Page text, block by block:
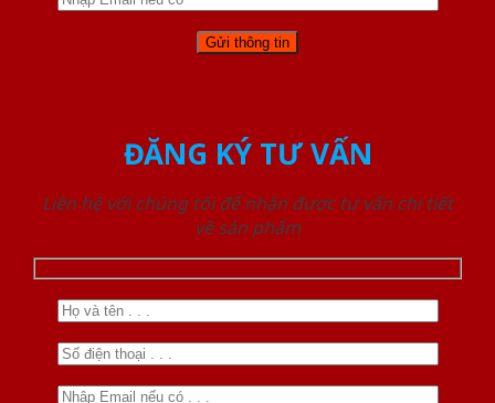
ĐĂNG KÝ TƯ VẤN
Liên hệ với chúng tôi để nhận được tư vấn chi tiết
về sản phẩm